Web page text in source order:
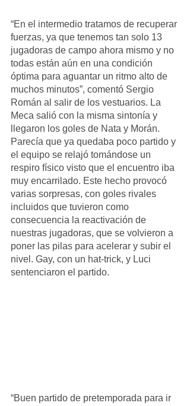
“En el intermedio tratamos de recuperar
fuerzas, ya que tenemos tan solo 13
jugadoras de campo ahora mismo y no
todas están aún en una condición
óptima para aguantar un ritmo alto de
muchos minutos”, comentó Sergio
Román al salir de los vestuarios. La
Meca salió con la misma sintonía y
llegaron los goles de Nata y Morán.
Parecía que ya quedaba poco partido y
el equipo se relajó tomándose un
respiro físico visto que el encuentro iba
muy encarrilado. Este hecho provocó
varias sorpresas, con goles rivales
incluidos que tuvieron como
consecuencia la reactivación de
nuestras jugadoras, que se volvieron a
poner las pilas para acelerar y subir el
nivel. Gay, con un hat-trick, y Luci
sentenciaron el partido.
“Buen partido de pretemporada para ir